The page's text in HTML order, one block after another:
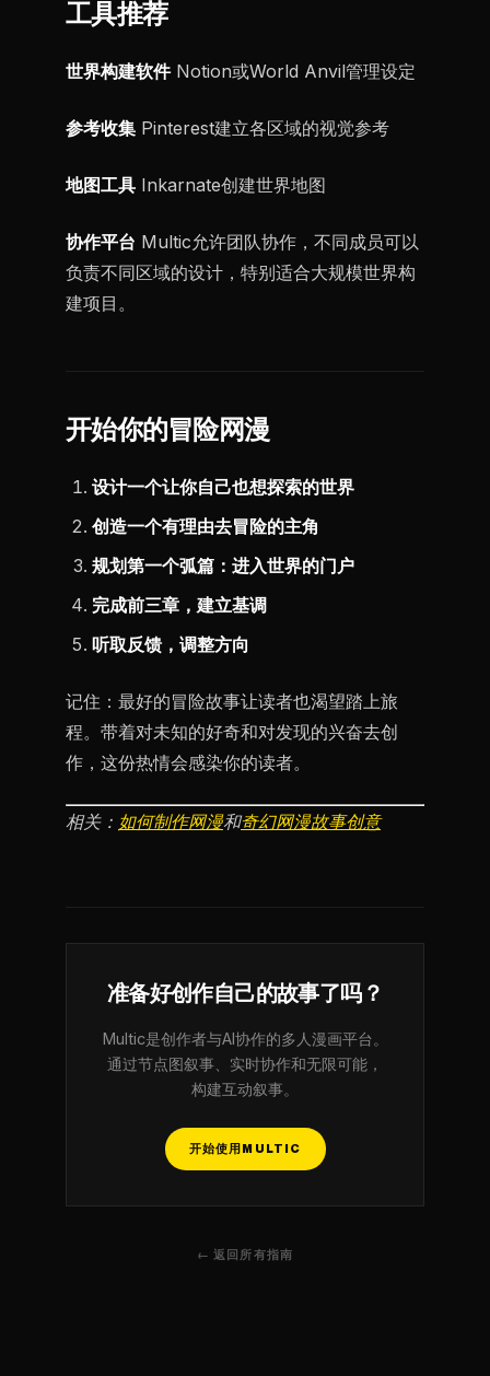
工具推荐
世界构建软件Notion或World Anvil管理设定
参考收集 Pinterest建立各区域的视觉参考
地图工具 Inkarnate创建世界地图
协作平台 Multic允许团队协作，不同成员可以
负责不同区域的设计，特别适合大规模世界构
建项目。
开始你的冒险网漫
设计一个让你自己也想探索的世界
创造一个有理由去冒险的主角
规划第一个弧篇：进入世界的门户
完成前三章，建立基调
听取反馈，调整方向
记住：最好的冒险故事让读者也渴望踏上旅
程。带着对未知的好奇和对发现的兴奋去创
作，这份热情会感染你的读者。
相关： 如何制作网漫和奇幻网漫故事创意
准备好创作自己的故事了吗？
Multic是创作者与AI协作的多人漫画平台。
通过节点图叙事、实时协作和无限可能，
构建互动叙事。
开始使用MULTIC
← 返回所有指南